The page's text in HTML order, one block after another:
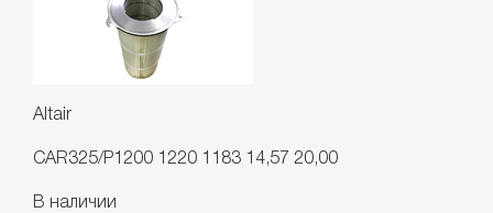
Altair
CAR325/P1200 1220 1183 14,57 20,00
В наличии